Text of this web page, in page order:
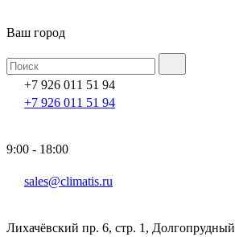
Ваш город
+7 926 011 51 94
+7 926 011 51 94
9:00 - 18:00
sales@climatis.ru
Лихачёвский пр. 6, стр. 1, Долгопрудный